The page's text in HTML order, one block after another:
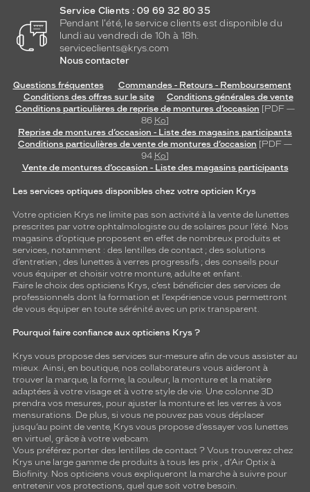
Service Clients : 09 69 32 80 35
Pendant l'été, le service clients est disponible du
lundi au vendredi de 10h à 18h.
serviceclients@krys.com
Nous contacter
Questions fréquentes
Commandes - Retours - Remboursement
Conditions des offres sur le site
Conditions générales de vente
Conditions particulières de reprise de montures d’occasion [PDF —
86 Ko]
Reprise de montures d’occasion - Liste des magasins participants
Conditions particulières de vente de montures d’occasion [PDF —
94 Ko]
Vente de montures d’occasion - Liste des magasins participants
Les services optiques disponibles chez votre opticien Krys
Votre opticien Krys ne limite pas son activité à la vente de lunettes
prescrites par votre ophtalmologiste ou de solaires pour l’été. Nos
magasins d’optique proposent en effet de nombreux produits et
services, notamment : des lentilles de contact ; des solutions
d’entretien ; des lunettes à verres progressifs ; des conseils pour
vous équiper et choisir votre monture, adulte et enfant.
Faire le choix des opticiens Krys, c’est bénéficier des services de
professionnels dont la formation et l’expérience vous permettront
de vous équiper en toute sérénité avec un prix transparent.
Pourquoi faire confiance aux opticiens Krys ?
Krys vous propose des services sur-mesure afin de vous assister au
mieux. Ainsi, en boutique, nos collaborateurs vous aideront à
trouver la marque, la forme, la couleur, la monture et la matière
adaptées à votre visage et à votre style de vie. Une colonne 3D
prendra vos mesures, pour ajuster la monture et les verres à vos
mensurations. De plus, si vous ne pouvez pas vous déplacer
jusqu’au point de vente, Krys vous propose d’essayer vos lunettes
en virtuel, grâce à votre webcam.
Vous préférez porter des lentilles de contact ? Vous trouverez chez
Krys une large gamme de produits à tous les prix , d’Air Optix à
Biofinity. Nos opticiens vous expliqueront la marche à suivre pour
entretenir vos protections, quel que soit votre besoin.